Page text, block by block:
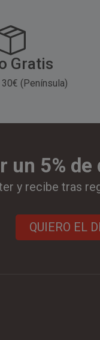
Gratis
(Península)
un 5%
y recibe tras
QUIERO EL